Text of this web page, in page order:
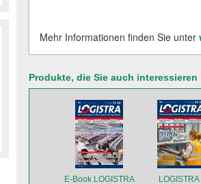
Mehr Informationen finden Sie unter
Produkte, die Sie auch
E-Book LOGISTRA LOGISTRA